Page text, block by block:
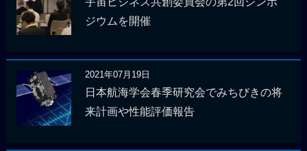
ジウムを開催
2021年07月19日
日本航海学会春季研究会でみちびきの将
来計画や性能評価報告